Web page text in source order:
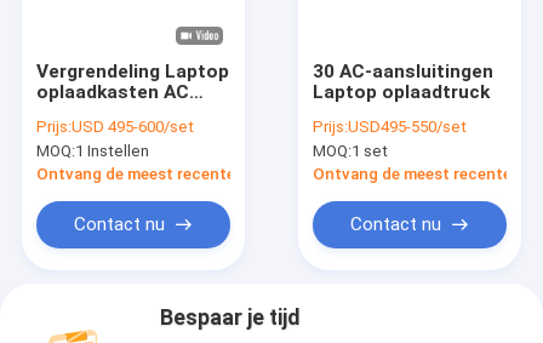
Vergrendeling Laptop
oplaadkasten AC
oplaadkar
Prijs:USD 495-600/set
MOQ:1 Instellen
Ontvang de meest recente Prijs
Contact nu
30 AC-aansluitingen
Laptop oplaadtruck
Prijs:USD495-550/set
MOQ:1 set
Ontvang de meest recente
Contact nu
Bespaar je tijd